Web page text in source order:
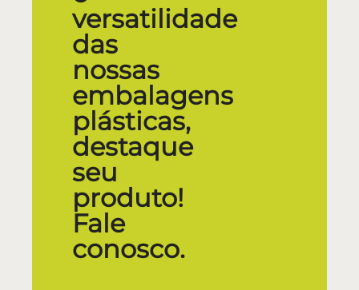
versatilidade
das
nossas
embalagens
plásticas,
destaque
seu
produto!
Fale
conosco.